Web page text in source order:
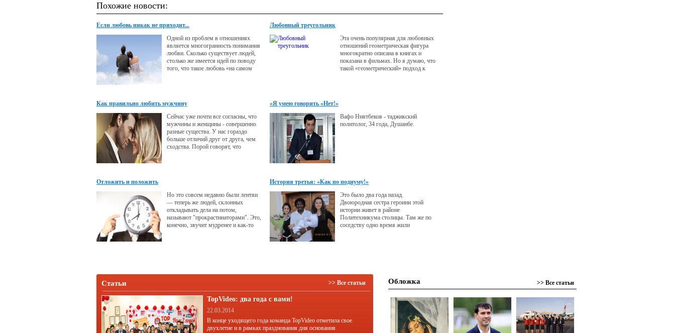
Похожие новости:
Если любовь никак не приходит...
Одной из проблем в отношениях
является многогранность понимания
любви. Сколько существует людей,
столько же имеется идей по поводу
того, что такое любовь «на самом
случиться в жизни. Нужно просто
верить и ждать - и тогда «все будет
хорошо». Насколько ошибочна такая
Любовный треугольник
Эта очень популярная для любовных
отношений геометрическая фигура
многократно описана в книгах и
показана в фильмах. Но я думаю, что
такой «геометрический» подход к
всего лишь ошибка нашего
мышления. Конечно, в каждом
конкретном случае они бывают
Как правильно любить мужчину
Сейчас уже почти все согласны, что
мужчины и женщины - совершенно
разные существа. У нас гораздо
больше отличий друг от друга, чем
сходства. Порой говорят, что
друг к другу. Даже если что-то не
получается, мы не оставляем
попыток быть
«Я умею говорить «Нет!»
Вафо Ниятбеков - таджикский
политолог, 34 года, Душанбе.
Отложить и положить
Но это совсем недавно были лентяи
— теперь же людей, склонных
откладывать дела на потом,
называют "прокрастинаторами". Это,
конечно, звучит мудренее и как-то
История третья: «Как по подиуму!»
Это было два года назад.
Двоюродная сестра героини этой
истории живет в районе
Политехникума столицы. Там же по
соседству одно время жили
Статьи >> Все статьи
TopVideo: два года с вами!
22.03.2014
В конце уходящего года команда TopVideo отметила свое
двухлетие и в рамках празднования дня основания
Обложка >> Все статьи